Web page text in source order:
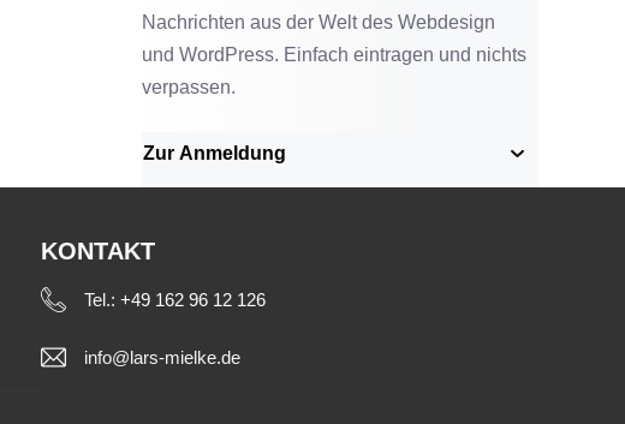
Nachrichten aus der Welt des Webdesign
und WordPress. Einfach eintragen und nichts
verpassen.
Zur Anmeldung
KONTAKT
Tel.: +49 162 96 12 126
info@lars-mielke.de